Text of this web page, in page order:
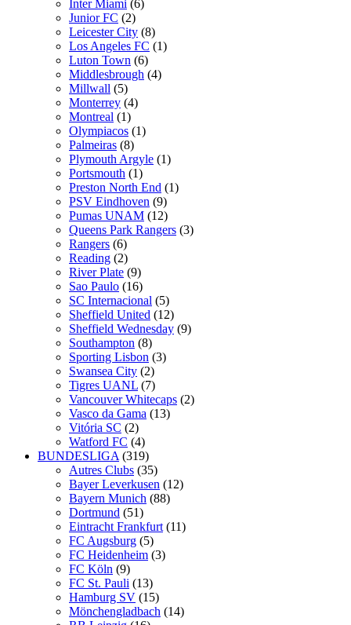
Inter Miami (6)
Junior FC (2)
Leicester City (8)
Los Angeles FC (1)
Luton Town (6)
Middlesbrough (4)
Millwall (5)
Monterrey (4)
Montreal (1)
Olympiacos (1)
Palmeiras (8)
Plymouth Argyle (1)
Portsmouth (1)
Preston North End (1)
PSV Eindhoven (9)
Pumas UNAM (12)
Queens Park Rangers (3)
Rangers (6)
Reading (2)
River Plate (9)
Sao Paulo (16)
SC Internacional (5)
Sheffield United (12)
Sheffield Wednesday (9)
Southampton (8)
Sporting Lisbon (3)
Swansea City (2)
Tigres UANL (7)
Vancouver Whitecaps (2)
Vasco da Gama (13)
Vitória SC (2)
Watford FC (4)
BUNDESLIGA (319)
Autres Clubs (35)
Bayer Leverkusen (12)
Bayern Munich (88)
Dortmund (51)
Eintracht Frankfurt (11)
FC Augsburg (5)
FC Heidenheim (3)
FC Köln (9)
FC St. Pauli (13)
Hamburg SV (15)
Mönchengladbach (14)